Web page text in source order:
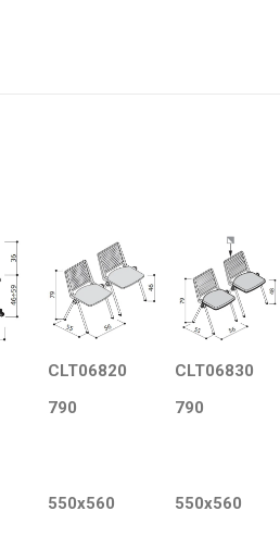
CLT06820
CLT06830
790 790
550x560 550x560